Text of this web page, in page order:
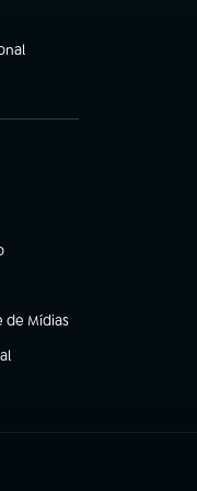
aba)
aba)
de Mídias
aba)